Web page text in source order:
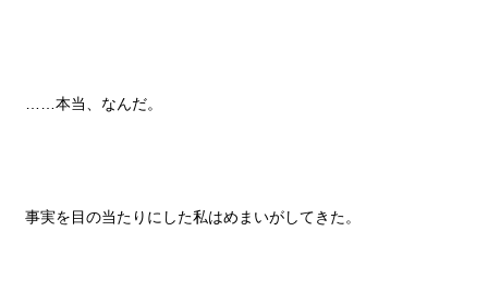
……本当、なんだ。
事実を目の当たりにした私はめまいがしてきた。